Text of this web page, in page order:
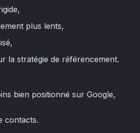
plus lents,
la stratégie de référencement.
bien positionné sur Google,
contacts.